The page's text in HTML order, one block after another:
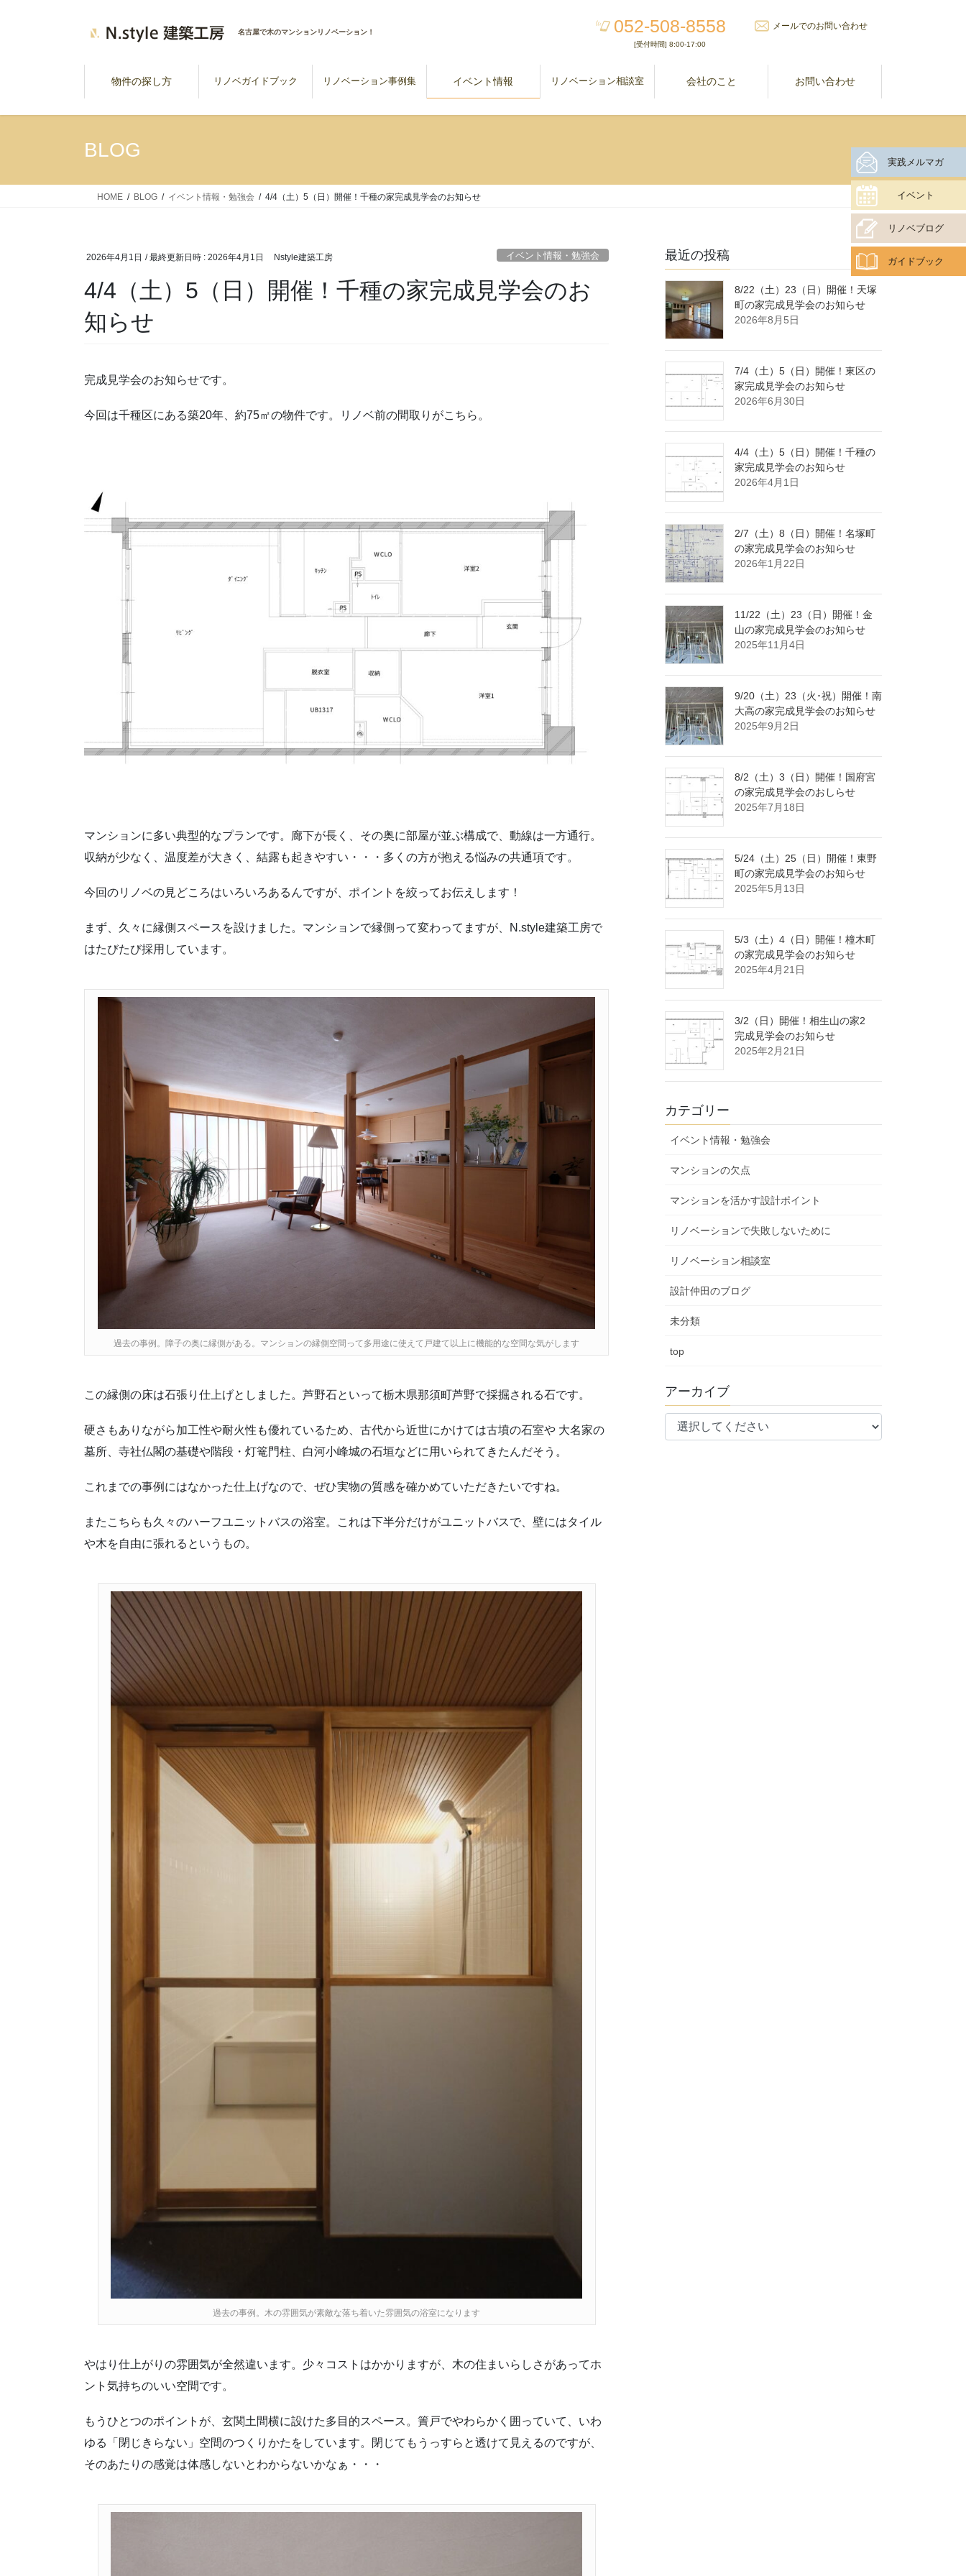
名古屋で木のマンションリノベーション！ 052-508-8558
[受付時間] 8:00-17:00
メールでのお問い合わせ
物件の探し方 リノベガイドブック リノベーション事例集 イベント情報 リノベーション相談室 会社のこと お問い合わせ
BLOG
HOME BLOG イベント情報・勉強会 4/4（土）5（日）開催！千種の家完成見学会のお知らせ
2026年4月1日 / 最終更新日時 : 2026年4月1日 Nstyle建築工房 イベント情報・勉強会
4/4（土）5（日）開催！千種の家完成見学会のお
知らせ
完成見学会のお知らせです。
今回は千種区にある築20年、約75㎡の物件です。リノベ前の間取りがこちら。
マンションに多い典型的なプランです。廊下が長く、その奥に部屋が並ぶ構成で、動線は一方通行。
収納が少なく、温度差が大きく、結露も起きやすい・・・多くの方が抱える悩みの共通項です。
今回のリノベの見どころはいろいろあるんですが、ポイントを絞ってお伝えします！
まず、久々に縁側スペースを設けました。マンションで縁側って変わってますが、N.style建築工房で
はたびたび採用しています。
過去の事例。障子の奥に縁側がある。マンションの縁側空間って多用途に使えて戸建て以上に機能的な空間な気がします
この縁側の床は石張り仕上げとしました。芦野石といって栃木県那須町芦野で採掘される石です。
硬さもありながら加工性や耐火性も優れているため、古代から近世にかけては古墳の石室や 大名家の
墓所、寺社仏閣の基礎や階段・灯篭門柱、白河小峰城の石垣などに用いられてきたんだそう。
これまでの事例にはなかった仕上げなので、ぜひ実物の質感を確かめていただきたいですね。
またこちらも久々のハーフユニットバスの浴室。これは下半分だけがユニットバスで、壁にはタイル
や木を自由に張れるというもの。
過去の事例。木の雰囲気が素敵な落ち着いた雰囲気の浴室になります
やはり仕上がりの雰囲気が全然違います。少々コストはかかりますが、木の住まいらしさがあってホ
ント気持ちのいい空間です。
もうひとつのポイントが、玄関土間横に設けた多目的スペース。簀戸でやわらかく囲っていて、いわ
ゆる「閉じきらない」空間のつくりかたをしています。閉じてもうっすらと透けて見えるのですが、
そのあたりの感覚は体感しないとわからないかなぁ・・・
最近の投稿
8/22（土）23（日）開催！天塚
町の家完成見学会のお知らせ
2026年8月5日
7/4（土）5（日）開催！東区の
家完成見学会のお知らせ
2026年6月30日
4/4（土）5（日）開催！千種の
家完成見学会のお知らせ
2026年4月1日
2/7（土）8（日）開催！名塚町
の家完成見学会のお知らせ
2026年1月22日
11/22（土）23（日）開催！金
山の家完成見学会のお知らせ
2025年11月4日
9/20（土）23（火･祝）開催！南
大高の家完成見学会のお知らせ
2025年9月2日
8/2（土）3（日）開催！国府宮
の家完成見学会のおしらせ
2025年7月18日
5/24（土）25（日）開催！東野
町の家完成見学会のお知らせ
2025年5月13日
5/3（土）4（日）開催！橦木町
の家完成見学会のお知らせ
2025年4月21日
3/2（日）開催！相生山の家2
完成見学会のお知らせ
2025年2月21日
カテゴリー
イベント情報・勉強会
マンションの欠点
マンションを活かす設計ポイント
リノベーションで失敗しないために
リノベーション相談室
設計仲田のブログ
未分類
top
アーカイブ
実践メルマガ
イベント
リノベブログ
ガイドブック